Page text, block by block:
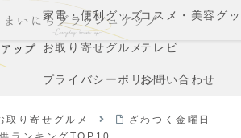
家電・便利グッズコスメ・美容グ
お取り寄せグルメテレビ
プライバシーポリシーお問い合わせ
取り寄せグルメ
ざわつく金曜日